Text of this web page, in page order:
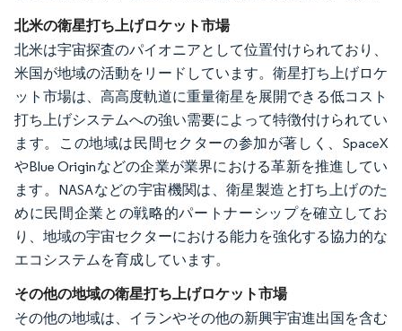
北米の衛星打ち上げロケット市場
北米は宇宙探査のパイオニアとして位置付けられており、
米国が地域の活動をリードしています。衛星打ち上げロケ
ット市場は、高高度軌道に重量衛星を展開できる低コスト
打ち上げシステムへの強い需要によって特徴付けられてい
ます。この地域は民間セクターの参加が著しく、SpaceX
やBlue Originなどの企業が業界における革新を推進してい
ます。NASAなどの宇宙機関は、衛星製造と打ち上げのた
めに民間企業との戦略的パートナーシップを確立してお
り、地域の宇宙セクターにおける能力を強化する協力的な
エコシステムを育成しています。
その他の地域の衛星打ち上げロケット市場
その他の地域は、イランやその他の新興宇宙進出国を含む